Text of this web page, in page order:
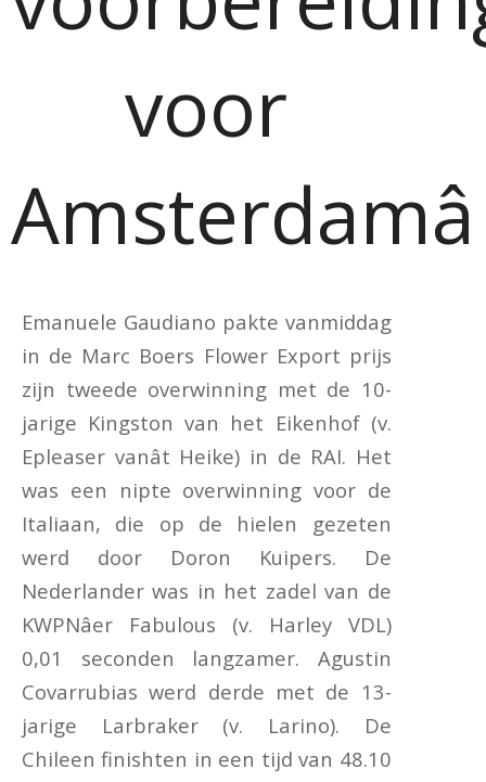
voor
Amsterdamâ
Emanuele Gaudiano pakte vanmiddag
in de Marc Boers Flower Export prijs
zijn tweede overwinning met de 10-
jarige Kingston van het Eikenhof (v.
Epleaser vanât Heike) in de RAI. Het
was een nipte overwinning voor de
Italiaan, die op de hielen gezeten
werd door Doron Kuipers. De
Nederlander was in het zadel van de
KWPNâer Fabulous (v. Harley VDL)
0,01 seconden langzamer. Agustin
Covarrubias werd derde met de 13-
jarige Larbraker (v. Larino). De
Chileen finishten in een tijd van 48.10